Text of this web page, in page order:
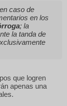
caso de
en los
; la
la tanda de
que logren
apenas una